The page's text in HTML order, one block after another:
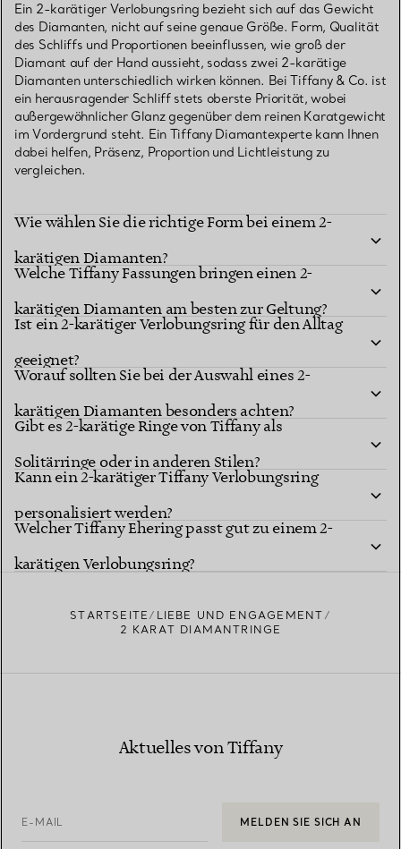
Ein 2-karätiger Verlobungsring bezieht sich auf das Gewicht
des Diamanten, nicht auf seine genaue Größe. Form, Qualität
des Schliffs und Proportionen beeinflussen, wie groß der
Diamant auf der Hand aussieht, sodass zwei 2-karätige
Diamanten unterschiedlich wirken können. Bei Tiffany & Co. ist
ein herausragender Schliff stets oberste Priorität, wobei
außergewöhnlicher Glanz gegenüber dem reinen Karatgewicht
im Vordergrund steht. Ein Tiffany Diamantexperte kann Ihnen
dabei helfen, Präsenz, Proportion und Lichtleistung zu
vergleichen.
Wie wählen Sie die richtige Form bei einem 2-
karätigen Diamanten?
Welche Tiffany Fassungen bringen einen 2-
karätigen Diamanten am besten zur Geltung?
Ist ein 2-karätiger Verlobungsring für den Alltag
geeignet?
Worauf sollten Sie bei der Auswahl eines 2-
karätigen Diamanten besonders achten?
Gibt es 2-karätige Ringe von Tiffany als
Solitärringe oder in anderen Stilen?
Kann ein 2-karätiger Tiffany Verlobungsring
personalisiert werden?
Welcher Tiffany Ehering passt gut zu einem 2-
karätigen Verlobungsring?
STARTSEITE
LIEBE UND ENGAGEMENT
2 KARAT DIAMANTRINGE
Aktuelles von Tiffany
E-MAIL MELDEN SIE SICH AN